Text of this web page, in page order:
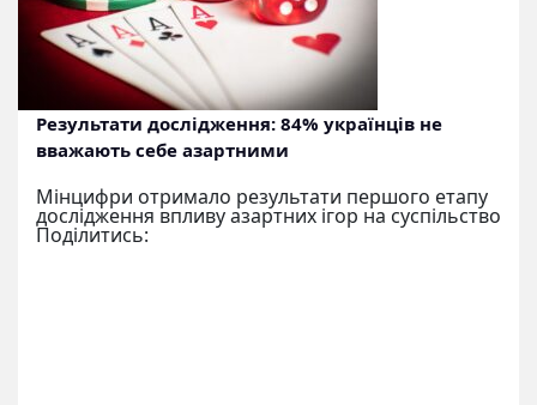
Результати дослідження: 84% українців не
вважають себе азартними
Мінцифри отримало результати першого етапу
дослідження впливу азартних ігор на суспільство
Поділитись: